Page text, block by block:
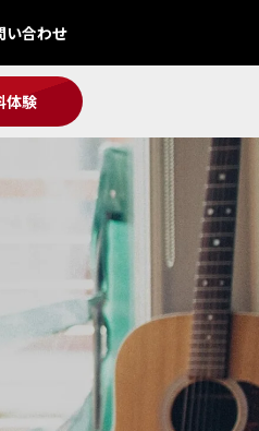
い合わせ
体験